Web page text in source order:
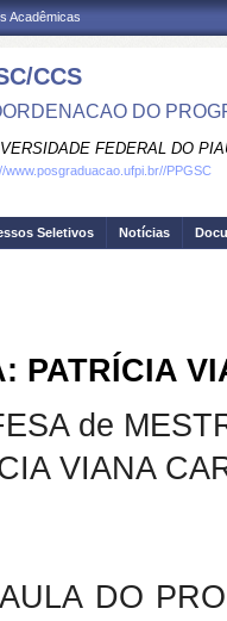
Acadêmicas
CCS
DO
FEDERAL DO
www.posgraduacao.ufpi.br//PPGSC
Seletivos Notícias
PATRÍCIA
de
VIANA
DO